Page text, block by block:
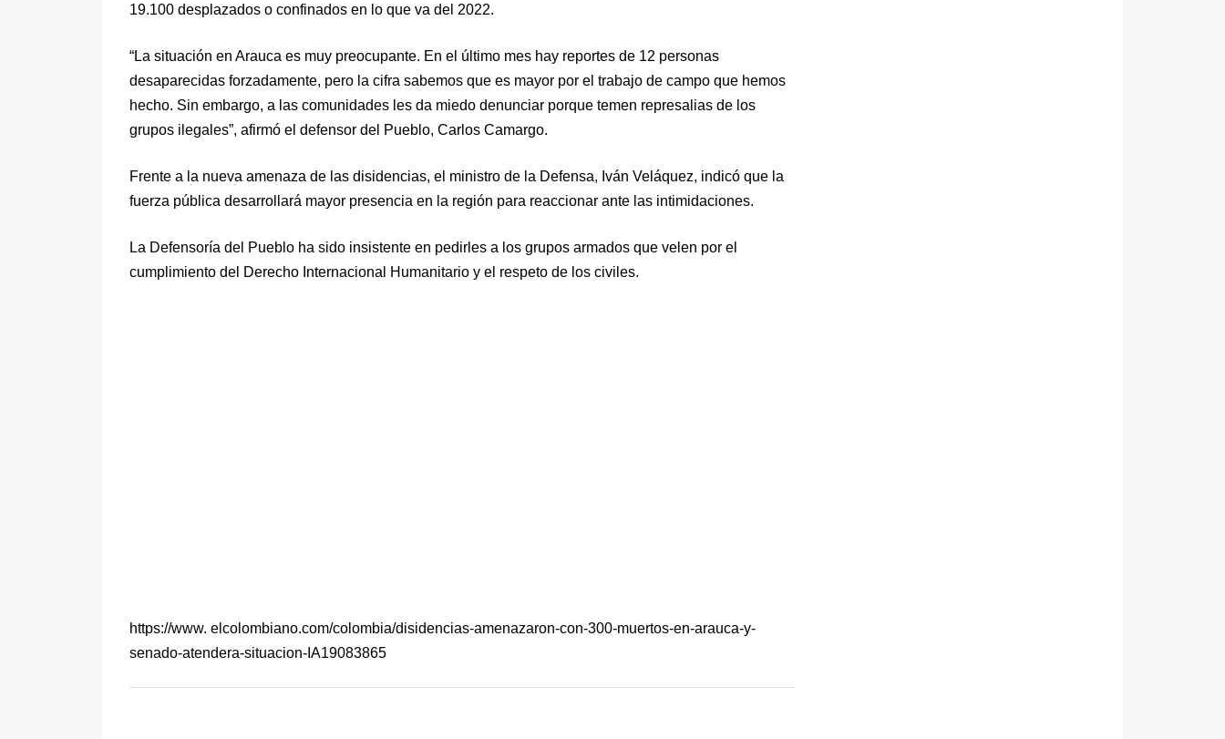
19.100 desplazados o confinados en lo que va del 2022.
“La situación en Arauca es muy preocupante. En el último mes hay reportes de 12 personas
desaparecidas forzadamente, pero la cifra sabemos que es mayor por el trabajo de campo que hemos
hecho. Sin embargo, a las comunidades les da miedo denunciar porque temen represalias de los
grupos ilegales”, afirmó el defensor del Pueblo, Carlos Camargo.
Frente a la nueva amenaza de las disidencias, el ministro de la Defensa, Iván Veláquez, indicó que la
fuerza pública desarrollará mayor presencia en la región para reaccionar ante las intimidaciones.
La Defensoría del Pueblo ha sido insistente en pedirles a los grupos armados que velen por el
cumplimiento del Derecho Internacional Humanitario y el respeto de los civiles.
https://www. elcolombiano.com/colombia/disidencias-amenazaron-con-300-muertos-en-arauca-y-
senado-atendera-situacion-IA19083865